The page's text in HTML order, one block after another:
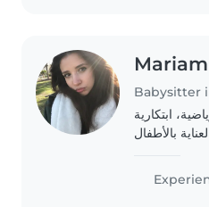
Mariam
Babysitter
ابتكارية
بالأطفال
المراهقين.
اللغات